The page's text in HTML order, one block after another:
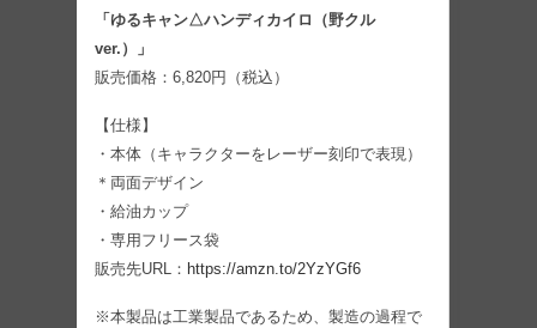
「ゆるキャン△ハンディカイロ（野クル
ver.）」
販売価格：6,820円（税込）
【仕様】
・本体（キャラクターをレーザー刻印で表現）
＊両面デザイン
・給油カップ
・専用フリース袋
販売先URL： https://amzn.to/2YzYGf6
※本製品は工業製品であるため、製造の過程で